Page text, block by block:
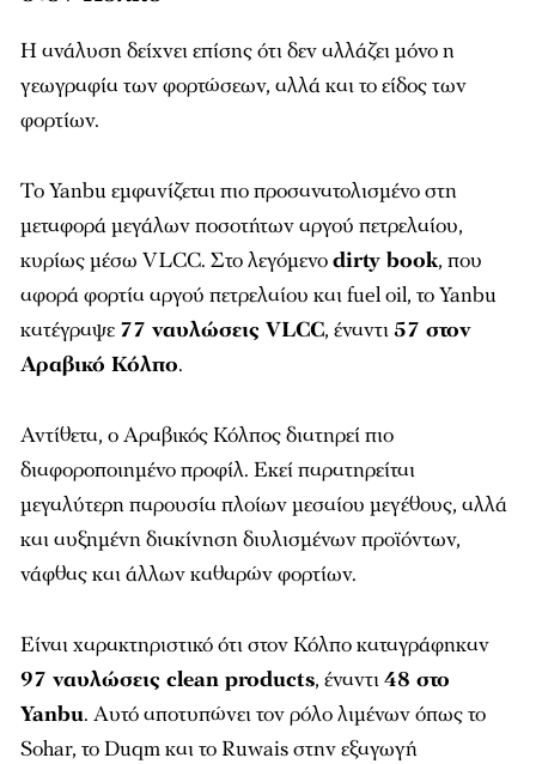
Η ανάλυση δείχνει επίσης ότι δεν αλλάζει μόνο η
γεωγραφία των φορτώσεων, αλλά και το είδος των
φορτίων.
Το Yanbu εμφανίζεται πιο προσανατολισμένο στη
μεταφορά μεγάλων ποσοτήτων αργού πετρελαίου,
κυρίως μέσω VLCC. Στο λεγόμενοdirty book, που
αφορά φορτία αργού πετρελαίου και fuel oil, το Yanbu
κατέγραψε 77 ναυλώσεις VLCC, έναντι57 στον
Αραβικό Κόλπο.
Αντίθετα, ο Αραβικός Κόλπος διατηρεί πιο
διαφοροποιημένο προφίλ. Εκεί παρατηρείται
μεγαλύτερη παρουσία πλοίων μεσαίου μεγέθους, αλλά
και αυξημένη διακίνηση διυλισμένων προϊόντων,
νάφθας και άλλων καθαρών φορτίων.
Είναι χαρακτηριστικό ότι στον Κόλπο καταγράφηκαν
97 ναυλώσεις clean products, έναντι48 στο
Yanbu. Αυτό αποτυπώνει τον ρόλο λιμένων όπως το
Sohar, το Duqm και το Ruwais στην εξαγωγή